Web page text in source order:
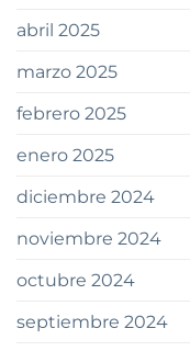
abril 2025
marzo 2025
febrero 2025
enero 2025
diciembre 2024
noviembre 2024
octubre 2024
septiembre 2024